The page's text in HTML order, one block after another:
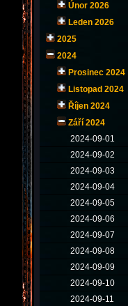
Únor 2026
Leden 2026
2025
2024
Prosinec 2024
Listopad 2024
Říjen 2024
Září 2024
2024-09-01
2024-09-02
2024-09-03
2024-09-04
2024-09-05
2024-09-06
2024-09-07
2024-09-08
2024-09-09
2024-09-10
2024-09-11